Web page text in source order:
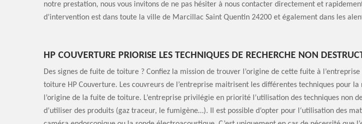
notre prestation, nous vous invitons de ne pas hésiter à nous contacter directement et
d’intervention est dans toute la ville de Marcillac Saint Quentin 24200 et également dans les
HP COUVERTURE PRIORISE LES TECHNIQUES DE RECHERCHE NON
Des signes de fuite de toiture ? Confiez la mission de trouver l’origine de cette fuite à
toiture HP Couverture. Les couvreurs de l’entreprise maitrisent les différentes techniques pour la
l’origine de la fuite de toiture. L’entreprise privilégie en priorité l’utilisation des techniques non
d’utiliser des produits (gaz traceur, le fumigène…). Il est possible d’opter pour l‘utilisation des